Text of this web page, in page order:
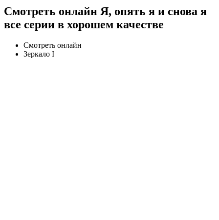
Смотреть онлайн Я, опять я и снова я
все серии в хорошем качестве
Смотреть онлайн
Зеркало I